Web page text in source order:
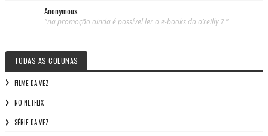
Anonymous
"na promoção ainda é possível ler o e-books da o’reilly ? "
TODAS AS COLUNAS
FILME DA VEZ
NO NETFLIX
SÉRIE DA VEZ